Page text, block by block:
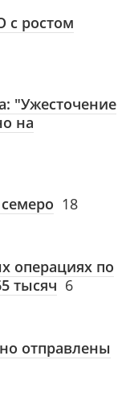
с ростом
"Ужесточение
на
18
операциях по
тысяч 6
отправлены